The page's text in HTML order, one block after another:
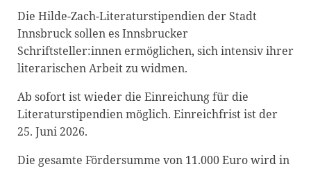
Die Hilde-Zach-Literaturstipendien der Stadt
Innsbruck sollen es Innsbrucker
Schriftsteller:innen ermöglichen, sich intensiv ihrer
literarischen Arbeit zu widmen.
Ab sofort ist wieder die Einreichung für die
Literaturstipendien möglich. Einreichfrist ist der
25. Juni 2026.
Die gesamte Fördersumme von 11.000 Euro wird in
Bibliothek
Glossar
Downloads